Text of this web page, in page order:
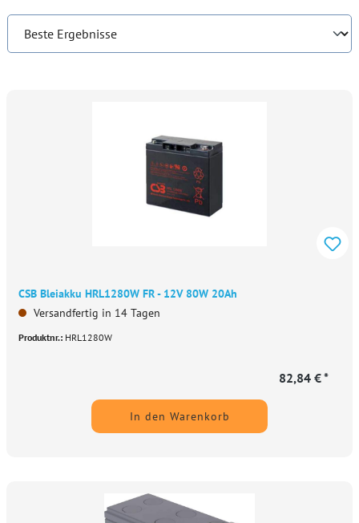
CSB Bleiakku HRL1280W FR - 12V 80W 20Ah
Versandfertig in 14 Tagen
Produktnr.: HRL1280W
82,84 € *
In den Warenkorb